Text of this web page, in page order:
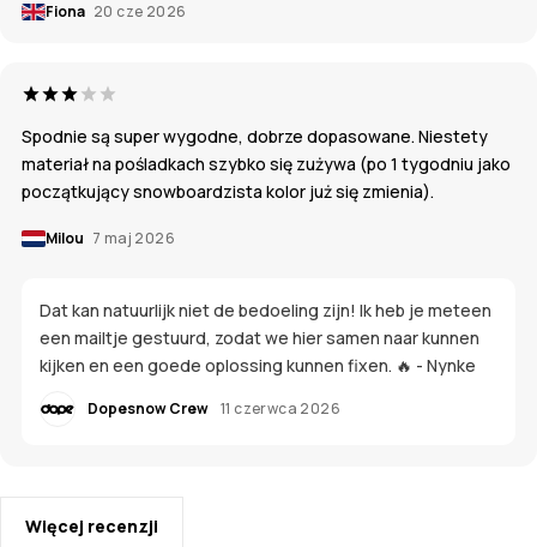
Fiona 20 cze 2026
Spodnie są super wygodne, dobrze dopasowane. Niestety
materiał na pośladkach szybko się zużywa (po 1 tygodniu jako
początkujący snowboardzista kolor już się zmienia).
Milou 7 maj 2026
Dat kan natuurlijk niet de bedoeling zijn! Ik heb je meteen
een mailtje gestuurd, zodat we hier samen naar kunnen
kijken en een goede oplossing kunnen fixen. 🔥 - Nynke
Dopesnow Crew 11 czerwca 2026
Więcej recenzji